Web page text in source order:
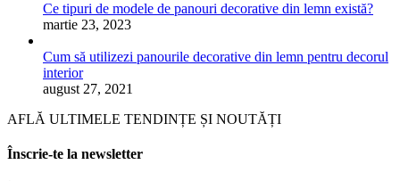
Ce tipuri de modele de panouri decorative din lemn există?
martie 23, 2023
Cum să utilizezi panourile decorative din lemn pentru decorul
interior
august 27, 2021
AFLĂ ULTIMELE TENDINȚE ȘI NOUTĂȚI
Înscrie-te la newsletter